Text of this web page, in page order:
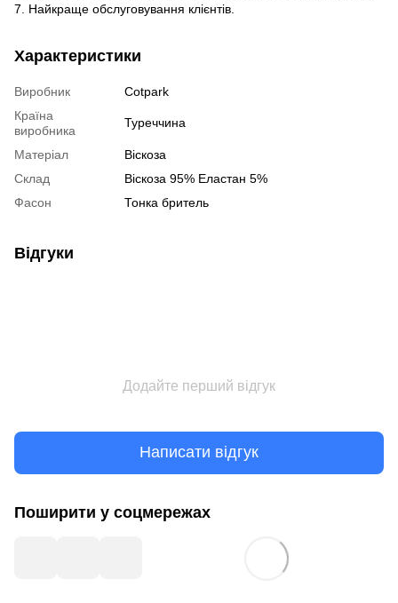
7. Найкраще обслуговування клієнтів.
Характеристики
Виробник
Cotpark
Країна
виробника
Туреччина
Матеріал
Віскоза
Склад
Віскоза 95% Еластан 5%
Фасон
Тонка бритель
Відгуки
Додайте перший відгук
Написати відгук
Поширити у соцмережах